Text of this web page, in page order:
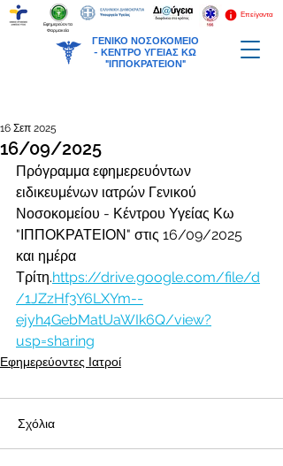
ΓΕΝΙΚΟ ΝΟΣΟΚΟΜΕΙΟ
- ΚΕΝΤΡΟ ΥΓΕΙΑΣ ΚΩ
"ΙΠΠΟΚΡΑΤΕΙΟΝ"
Επείγοντα
Εφημερεύοντα
Φαρμακεία
16/09/2025
16 Σεπ 2025
Πρόγραμμα εφημερευόντων
ειδικευμένων ιατρών Γενικού
Νοσοκομείου - Κέντρου Υγείας Κω
"ΙΠΠΟΚΡΑΤΕΙΟΝ" στις 16/09/2025
και ημέρα
Τρίτη.https://drive.google.com/file/d
/1JZzHf3Y6LXYm--
ejyh4GebMatUaWIk6Q/view?
usp=sharing
Εφημερεύοντες Ιατροί
Σχόλια